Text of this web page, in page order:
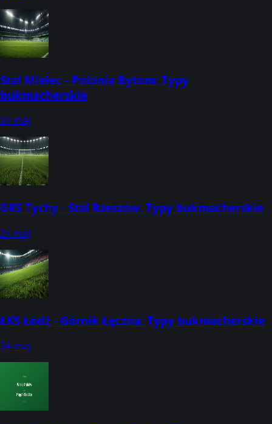
Stal Mielec - Polonia Bytom: Typy
bukmacherskie
24 maj
GKS Tychy - Stal Rzeszów: Typy bukmacherskie
24 maj
ŁKS Łódź - Górnik Łęczna: Typy bukmacherskie
24 maj